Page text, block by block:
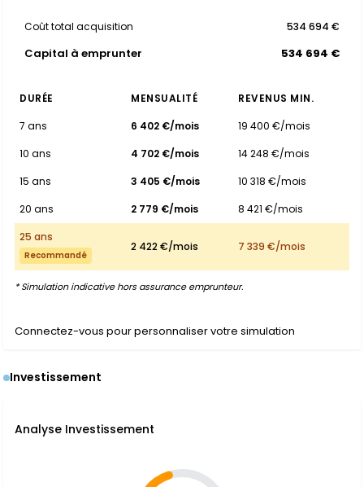
Coût total acquisition 534 694 €
Capital à emprunter 534 694 €
DURÉE MENSUALITÉ
REVENUS MIN.
7 ans
6 402 €/mois
19 400 €/mois
10 ans
4 702 €/mois
14 248 €/mois
15 ans
3 405 €/mois
10 318 €/mois
20 ans
2 779 €/mois
8 421 €/mois
25 ans
Recommandé
2 422 €/mois 7 339 €/mois
* Simulation indicative hors assurance emprunteur.
Connectez-vous pour personnaliser votre simulation
Investissement
Analyse Investissement